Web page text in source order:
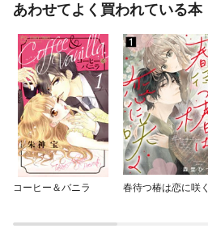
あわせてよく買われている本
コーヒー＆バニラ 春待つ椿は恋に咲く